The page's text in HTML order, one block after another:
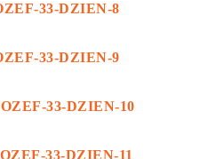
33-DZIEN-8
33-DZIEN-9
33-DZIEN-10
33-DZIEN-11